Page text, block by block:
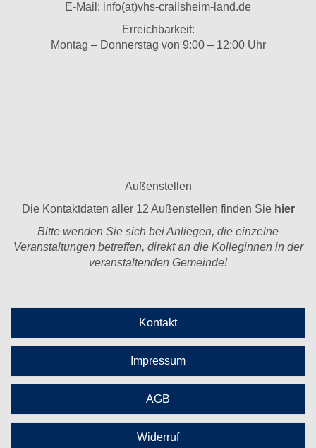
E-Mail: info(at)vhs-crailsheim-land.de
Erreichbarkeit:
Montag – Donnerstag von 9:00 – 12:00 Uhr
Außenstellen
Die Kontaktdaten aller 12 Außenstellen finden Sie hier
Bitte wenden Sie sich bei Anliegen, die einzelne
Veranstaltungen betreffen, direkt an die Kolleginnen in der
veranstaltenden Gemeinde!
Kontakt
Impressum
AGB
Widerruf